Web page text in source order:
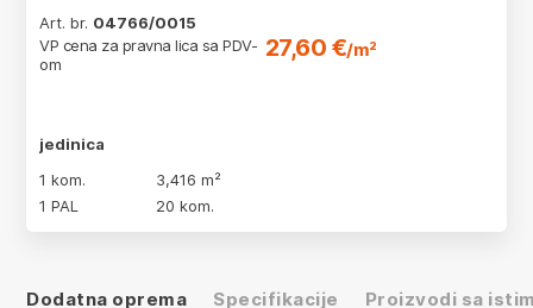
Art. br. 04766/0015
VP cena za pravna lica sa PDV-
om
27,60 €/m²
jedinica
1 kom.
3,416 m²
1 PAL
20 kom.
Dodatna oprema Specifikacije Proizvodi sa